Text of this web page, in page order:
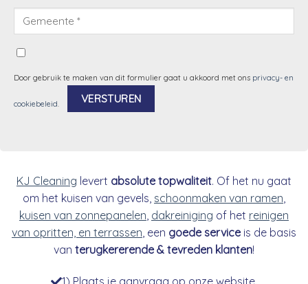
Door gebruik te maken van dit formulier gaat u akkoord met ons privacy- en
cookiebeleid.
KJ Cleaning levert absolute topwaliteit. Of het nu gaat
om het kuisen van gevels, schoonmaken van ramen
kuisen van zonnepanelen dakreiniging of het reinigen
van opritten, en terrassen , een goede serviceis de basis
van terugkererende & tevreden klanten!
1) Plaats je aanvraag op onze website.